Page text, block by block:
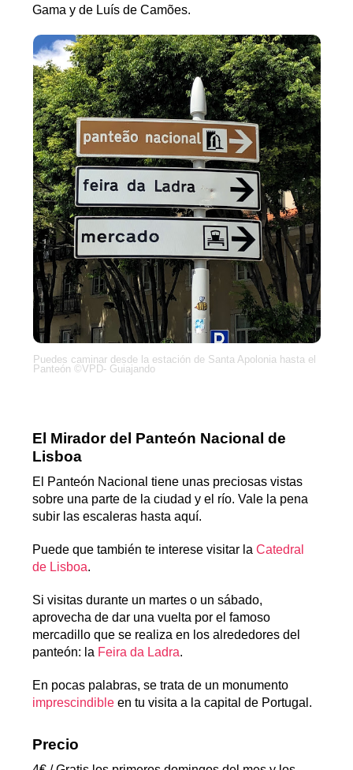
Gama y de Luís de Camões.
Puedes caminar desde la estación de Santa Apolonia hasta el
Panteón ©VPD- Guiajando
El Mirador del Panteón Nacional de
Lisboa
El Panteón Nacional tiene unas preciosas vistas
sobre una parte de la ciudad y el río. Vale la pena
subir las escaleras hasta aquí.
Puede que también te interese visitar laCatedral
de Lisboa.
Si visitas durante un martes o un sábado,
aprovecha de dar una vuelta por el famoso
mercadillo que se realiza en los alrededores del
panteón: la Feira da Ladra.
En pocas palabras, se trata de un monumento
imprescindible en tu visita a la capital de Portugal.
Precio